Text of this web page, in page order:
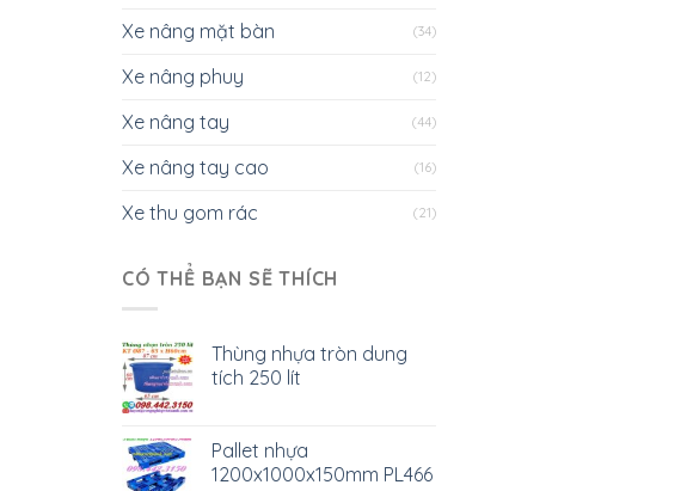
Xe nâng mặt bàn (34)
Xe nâng phuy (12)
Xe nâng tay (44)
Xe nâng tay cao (16)
Xe thu gom rác (21)
CÓ THỂ BẠN SẼ THÍCH
Thùng nhựa tròn dung
tích 250 lít
Pallet nhựa
1200x1000x150mm PL466